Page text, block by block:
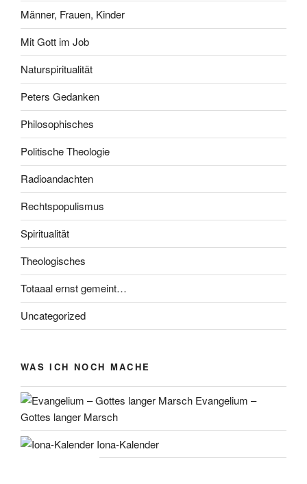
Männer, Frauen, Kinder
Mit Gott im Job
Naturspiritualität
Peters Gedanken
Philosophisches
Politische Theologie
Radioandachten
Rechtspopulismus
Spiritualität
Theologisches
Totaaal ernst gemeint…
Uncategorized
WAS ICH NOCH MACHE
Evangelium –
Gottes langer Marsch
Iona-Kalender